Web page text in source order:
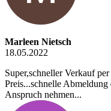
Marleen Nietsch
18.05.2022
Super,schneller Verkauf
Preis...schnelle
Anspruch nehmen...